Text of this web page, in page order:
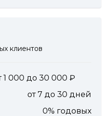
клиентов
1 000 до 30 000
от 7 до 30 дней
0% годовых